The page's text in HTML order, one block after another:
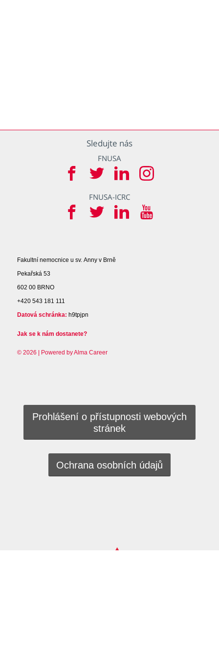
Sledujte nás
FNUSA
FNUSA-ICRC
Fakultní nemocnice u sv. Anny v Brně
Pekařská 53
602 00 BRNO
+420 543 181 111
Datová schránka: h9tpjpn
Jak se k nám dostanete?
© 2026 | Powered byAlma Career
Prohlášení o přístupnosti webových
stránek
Ochrana osobních údajů